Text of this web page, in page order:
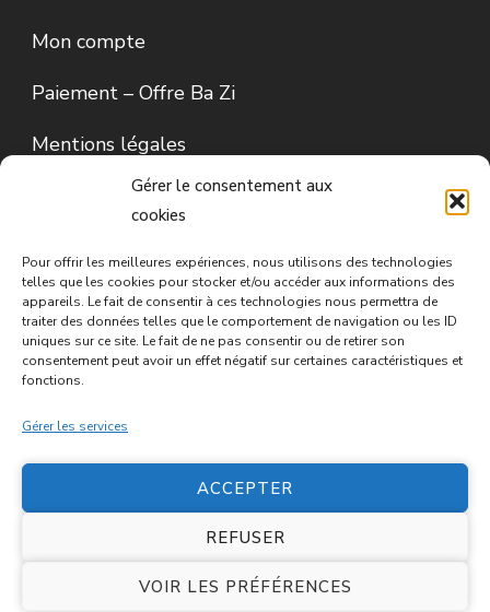
Gérer le consentement aux
cookies
Pour offrir les meilleures expériences, nous utilisons des technologies
telles que les cookies pour stocker et/ou accéder aux informations des
appareils. Le fait de consentir à ces technologies nous permettra de
traiter des données telles que le comportement de navigation ou les ID
uniques sur ce site. Le fait de ne pas consentir ou de retirer son
consentement peut avoir un effet négatif sur certaines caractéristiques et
fonctions.
Gérer les services
ACCEPTER
REFUSER
VOIR LES PRÉFÉRENCES
Mon compte
Paiement – Offre Ba Zi
Mentions légales
Conditions d’utilisation
Politique de cookies (UE)
©2026 - Tous droits réservés - Médecine Chinoise
Nantes
Blossom Spa | Développé parBlossom
.Propulsé par WordPress.Politique de